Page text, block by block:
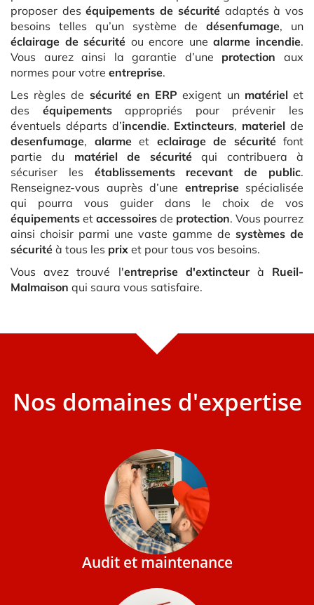
proposer deséquipements de sécuritéadaptés à vos
besoins telles qu’un système dedésenfumage, un
éclairage de sécurité ou encore unealarme incendie.
Vous aurez ainsi la garantie d’une protection aux
normes pour votre entreprise.
Les règles de sécurité en ERP exigent un matériel et
des équipementsappropriés pour prévenir les
éventuels départs d’incendie. Extincteurs, materiel de
desenfumage, alarmeet eclairage de sécuritéfont
partie du matériel de sécuritéqui contribuera à
sécuriser les établissements recevant de public.
Renseignez-vous auprès d’une entreprisespécialisée
qui pourra vous guider dans le choix de vos
équipements et accessoires de protection. Vous pourrez
ainsi choisir parmi une vaste gamme de systèmes de
sécurité à tous les prix et pour tous vos besoins.
Vous avez trouvé l'entreprise d'extincteurà
Rueil-
Malmaison qui saura vous satisfaire.
Nos domaines d'expertise
Audit et maintenance